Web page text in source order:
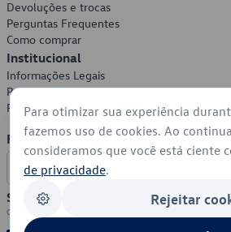
Devoluções e trocas
Perguntas Frequentes
Como comprar
Institucional
Informações Legais
Política de Privacidade
Política de Cookies
Formas de Pagamento
Segurança
Para otimizar sua experiência
fazemos uso de cookies. Ao
consideramos que você está ciente
de privacidade.
Rejeitar